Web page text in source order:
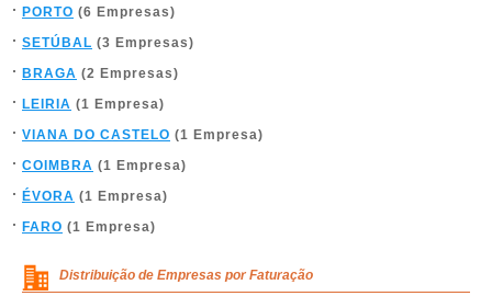
PORTO (6 Empresas)
SETÚBAL (3 Empresas)
BRAGA (2 Empresas)
LEIRIA (1 Empresa)
VIANA DO CASTELO (1 Empresa)
COIMBRA (1 Empresa)
ÉVORA (1 Empresa)
FARO (1 Empresa)
Distribuição de Empresas por Faturação